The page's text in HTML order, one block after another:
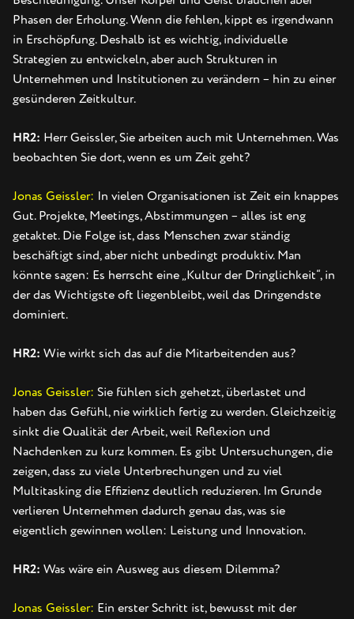
Phasen der Erholung. Wenn die fehlen, kippt es irgendwann
in Erschöpfung. Deshalb ist es wichtig, individuelle
Strategien zu entwickeln, aber auch Strukturen in
Unternehmen und Institutionen zu verändern – hin zu einer
gesünderen Zeitkultur.
HR2: Herr Geissler, Sie arbeiten auch mit Unternehmen. Was
beobachten Sie dort, wenn es um Zeit geht?
Jonas Geissler: In vielen Organisationen ist Zeit ein knappes
Gut. Projekte, Meetings, Abstimmungen – alles ist eng
getaktet. Die Folge ist, dass Menschen zwar ständig
beschäftigt sind, aber nicht unbedingt produktiv. Man
könnte sagen: Es herrscht eine „Kultur der Dringlichkeit“, in
der das Wichtigste oft liegenbleibt, weil das Dringendste
dominiert.
HR2: Wie wirkt sich das auf die Mitarbeitenden aus?
Jonas Geissler: Sie fühlen sich gehetzt, überlastet und
haben das Gefühl, nie wirklich fertig zu werden. Gleichzeitig
sinkt die Qualität der Arbeit, weil Reflexion und
Nachdenken zu kurz kommen. Es gibt Untersuchungen, die
zeigen, dass zu viele Unterbrechungen und zu viel
Multitasking die Effizienz deutlich reduzieren. Im Grunde
verlieren Unternehmen dadurch genau das, was sie
eigentlich gewinnen wollen: Leistung und Innovation.
HR2: Was wäre ein Ausweg aus diesem Dilemma?
Jonas Geissler: Ein erster Schritt ist, bewusst mit der